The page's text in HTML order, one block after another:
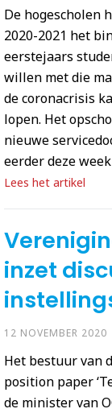
De hogescholen
2020-2021 het
eerstejaars
willen met die
de coronacrisis
lopen. Het
nieuwe
eerder deze
Lees het artikel
inzet
12 NOVEMBER 2020
Het bestuur van
position paper
de minister van